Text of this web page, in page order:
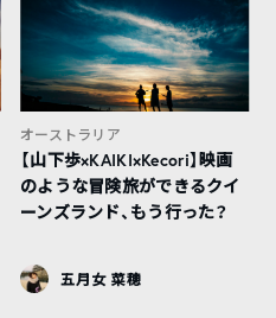
オーストラリア
【山下歩×KAIKI×Kecori】映画
のような冒険旅ができるクイ
ーンズランド、もう行った？
五月女 菜穂